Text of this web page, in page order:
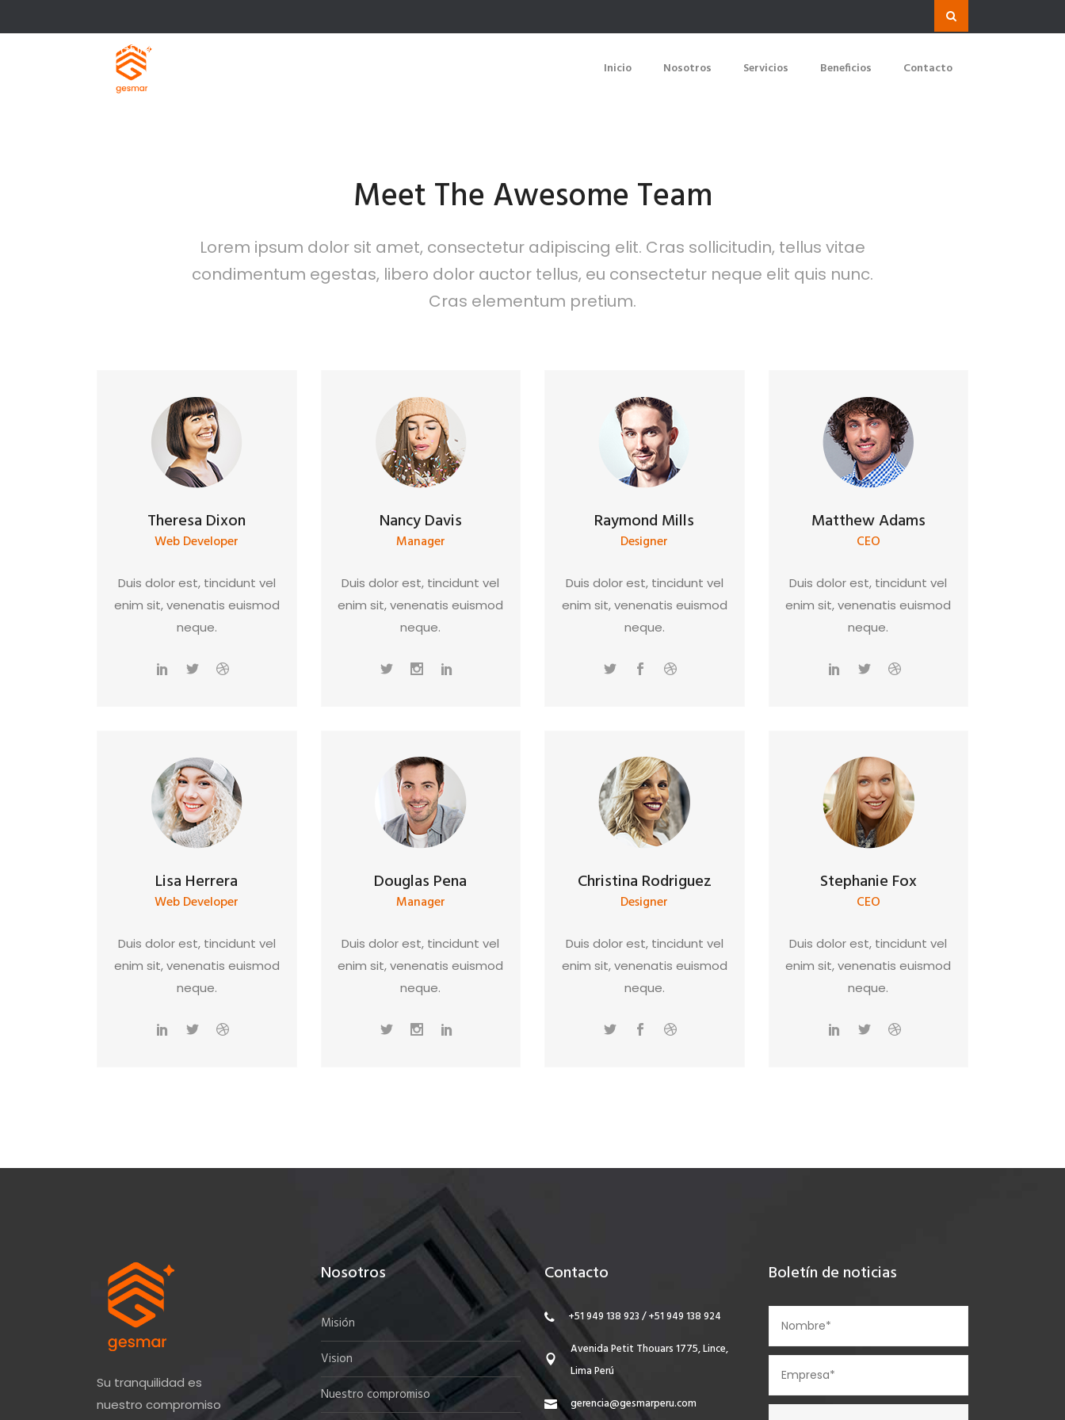
(+51) 949 138 923 / (+51) 949 138 924
Av. Petit Thouars 1775 Of. 404 Lince, Lima - Perú.
Inicio Nosotros Servicios Beneficios Contacto
Meet The Awesome Team
Lorem ipsum dolor sit amet, consectetur adipiscing elit. Cras sollicitudin, tellus vitae
condimentum egestas, libero dolor auctor tellus, eu consectetur neque elit quis nunc.
Cras elementum pretium.
Theresa Dixon
Web Developer
Duis dolor est, tincidunt vel
enim sit, venenatis euismod
neque.
Lisa Herrera
Web Developer
Duis dolor est, tincidunt vel
enim sit, venenatis euismod
neque.
Nancy Davis
Manager
Duis dolor est, tincidunt vel
enim sit, venenatis euismod
neque.
Douglas Pena
Manager
Duis dolor est, tincidunt vel
enim sit, venenatis euismod
neque.
Raymond Mills
Designer
Duis dolor est, tincidunt vel
enim sit, venenatis euismod
neque.
Christina Rodriguez
Designer
Duis dolor est, tincidunt vel
enim sit, venenatis euismod
neque.
Matthew Adams
CEO
Duis dolor est, tincidunt vel
enim sit, venenatis euismod
neque.
Stephanie Fox
CEO
Duis dolor est, tincidunt vel
enim sit, venenatis euismod
neque.
Su tranquilidad es
nuestro compromiso
Nosotros
Misión
Vision
Nuestro compromiso
Contacto
+51 949 138 923 / +51 949 138 924
Avenida Petit Thouars 1775, Lince,
Lima Perú
gerencia@gesmarperu.com
Boletín de noticias